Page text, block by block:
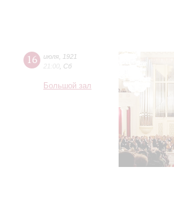
16 июля
1921
21:00 Сб
Большой зал